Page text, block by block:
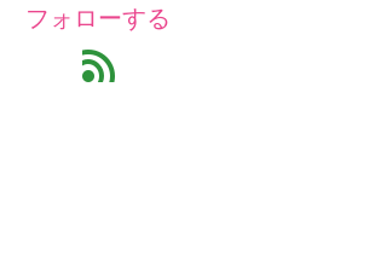
フォローする
feed